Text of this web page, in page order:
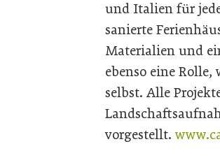
und Italien für
sanierte
Materialien und
ebenso eine
selbst. Alle
vorgestellt.